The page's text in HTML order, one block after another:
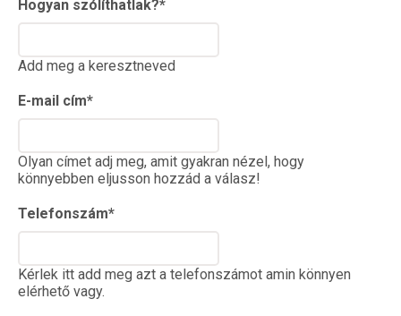
Hogyan szólíthatlak?*
Add meg a keresztneved
E-mail cím*
Olyan címet adj meg, amit gyakran nézel, hogy
könnyebben eljusson hozzád a válasz!
Telefonszám*
Kérlek itt add meg azt a telefonszámot amin könnyen
elérhető vagy.